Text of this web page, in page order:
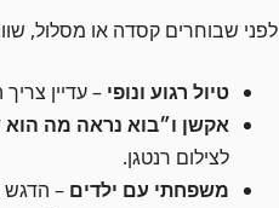
לפני שבוחרים קסדה או מסלול,
טיול רגוע ונופי – עדיין
אקשן ו״בוא נראה מה הוא
לצילום רנטגן.
משפחתי עם ילדים – הדגש